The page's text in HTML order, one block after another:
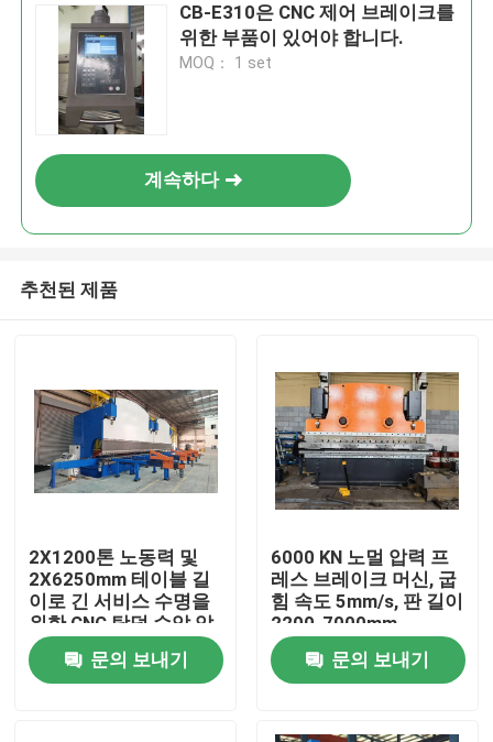
CB-E310은 CNC 제어 브레이크를
위한 부품이 있어야 합니다.
MOQ： 1 set
계속하다
추천된 제품
2X1200톤 노동력 및
2X6250mm 테이블 길
이로 긴 서비스 수명을
위한 CNC 탕덤 수압 압
축 브레이크
문의 보내기
6000 KN 노멀 압력 프
레스 브레이크 머신, 굽
힘 속도 5mm/s, 판 길이
2200-7000mm
문의 보내기